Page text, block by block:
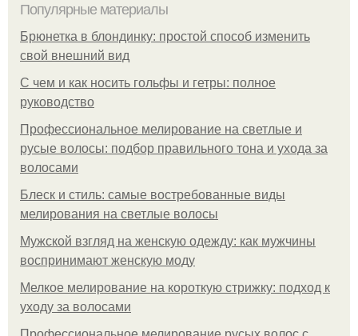
Популярные материалы
Брюнетка в блондинку: простой способ изменить
свой внешний вид
С чем и как носить гольфы и гетры: полное
руководство
Профессиональное мелирование на светлые и
русые волосы: подбор правильного тона и ухода за
волосами
Блеск и стиль: самые востребованные виды
мелирования на светлые волосы
Мужской взгляд на женскую одежду: как мужчины
воспринимают женскую моду
Мелкое мелирование на короткую стрижку: подход к
уходу за волосами